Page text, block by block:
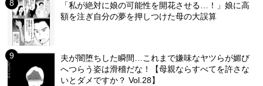
「私が絶対に娘の可能性を開花させる…！」娘に高
額を注ぎ自分の夢を押しつけた母の大誤算
夫が闇堕ちした瞬間…これまで嫌味なヤツらが媚び
へつらう姿は滑稽だな！【母親ならすべてを許さな
いとダメですか？ Vol.28】